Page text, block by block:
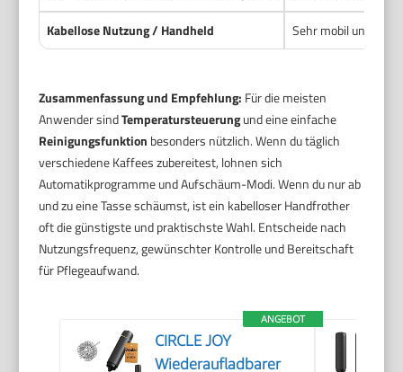
Kabellose Nutzung / Handheld
Sehr mobil und
Zusammenfassung und Empfehlung: Für die meisten
Anwender sindTemperatursteuerungund eine einfache
Reinigungsfunktion besonders nützlich. Wenn du täglich
verschiedene Kaffees zubereitest, lohnen sich
Automatikprogramme und Aufschäum-Modi. Wenn du nur ab
und zu eine Tasse schäumst, ist ein kabelloser Handfrother
oft die günstigste und praktischste Wahl. Entscheide nach
Nutzungsfrequenz, gewünschter Kontrolle und Bereitschaft
für Pflegeaufwand.
ANGEBOT
CIRCLE JOY
Wiederaufladbarer